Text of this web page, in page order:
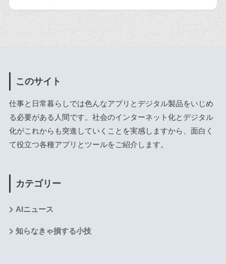
このサイト
仕事と日常暮らしでは色んなアプリとデジタル製品をいじめ
る必要がある人間です。社会のインターネット化とデジタル
化がこれからも突進していくことを実感しますから、面白く
て役立つ各種アプリとツールをご紹介します。
カテゴリー
AIニュース
知らなきゃ損する小技